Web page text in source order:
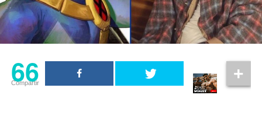
66
Compartir